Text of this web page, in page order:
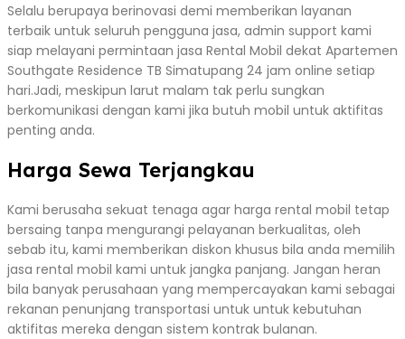
Selalu berupaya berinovasi demi memberikan layanan
terbaik untuk seluruh pengguna jasa, admin support kami
siap melayani permintaan jasa Rental Mobil dekat Apartemen
Southgate Residence TB Simatupang 24 jam online setiap
hari.Jadi, meskipun larut malam tak perlu sungkan
berkomunikasi dengan kami jika butuh mobil untuk aktifitas
penting anda.
Harga Sewa Terjangkau
Kami berusaha sekuat tenaga agar harga rental mobil tetap
bersaing tanpa mengurangi pelayanan berkualitas, oleh
sebab itu, kami memberikan diskon khusus bila anda memilih
jasa rental mobil kami untuk jangka panjang. Jangan heran
bila banyak perusahaan yang mempercayakan kami sebagai
rekanan penunjang transportasi untuk untuk kebutuhan
aktifitas mereka dengan sistem kontrak bulanan.